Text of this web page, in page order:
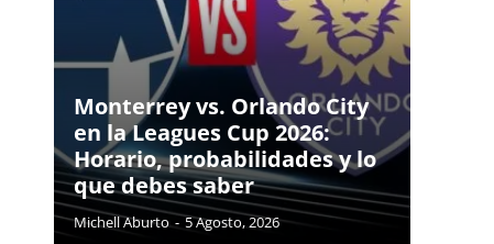
Monterrey vs. Orlando City
en la Leagues Cup 2026:
Horario, probabilidades y lo
que debes saber
Michell Aburto - 5 Agosto, 2026